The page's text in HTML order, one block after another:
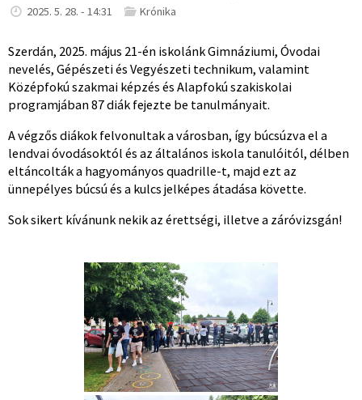
2025. 5. 28. - 14:31 Krónika
Szerdán, 2025. május 21-én iskolánk Gimnáziumi, Óvodai
nevelés, Gépészeti és Vegyészeti technikum, valamint
Középfokú szakmai képzés és Alapfokú szakiskolai
programjában 87 diák fejezte be tanulmányait.
A végzős diákok felvonultak a városban, így búcsúzva el a
lendvai óvodásoktól és az általános iskola tanulóitól, délben
eltáncolták a hagyományos quadrille-t, majd ezt az
ünnepélyes búcsú és a kulcs jelképes átadása követte.
Sok sikert kívánunk nekik az érettségi, illetve a záróvizsgán!